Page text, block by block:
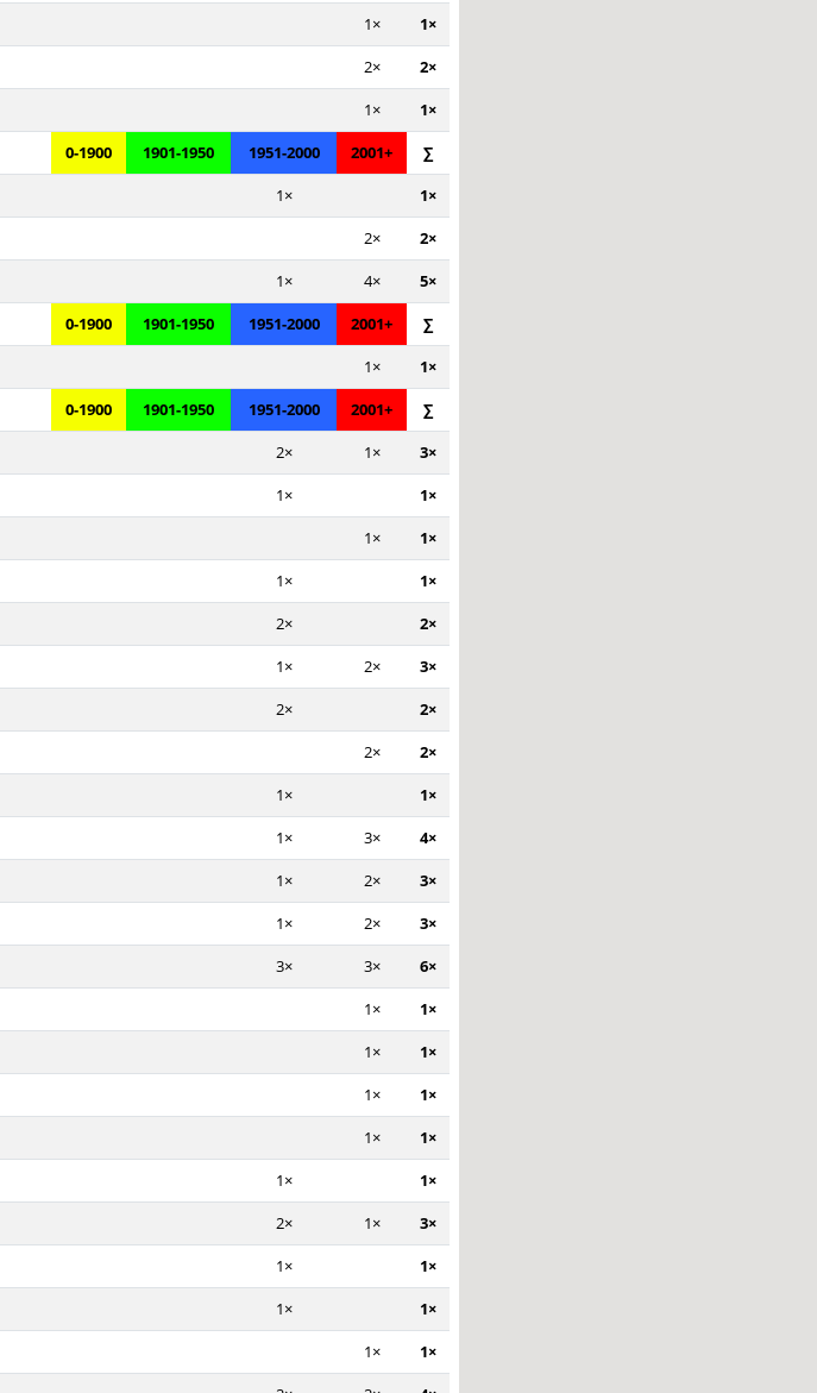
1×
1×
2×
2×
1×
1×
0-1900 1901-1950 1951-2000 2001+
∑
1×
1×
2×
2×
1× 4×
5×
0-1900 1901-1950 1951-2000 2001+
∑
1×
1×
0-1900 1901-1950 1951-2000 2001+
∑
2× 1×
3×
1×
1×
1×
1×
1×
1×
2×
2×
1× 2×
3×
2×
2×
2×
2×
1×
1×
1× 3×
4×
1× 2×
3×
1× 2×
3×
3× 3×
6×
1×
1×
1×
1×
1×
1×
1×
1×
1×
1×
2× 1×
3×
1×
1×
1×
1×
1×
1×